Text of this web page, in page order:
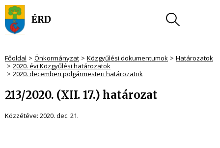
Főoldal Önkormányzat Közgyűlési dokumentumok
Határozatok
2020. évi Közgyűlési határozatok
2020. decemberi polgármesteri határozatok
213/2020. (XII. 17.) határozat
Közzétéve: 2020. dec. 21.